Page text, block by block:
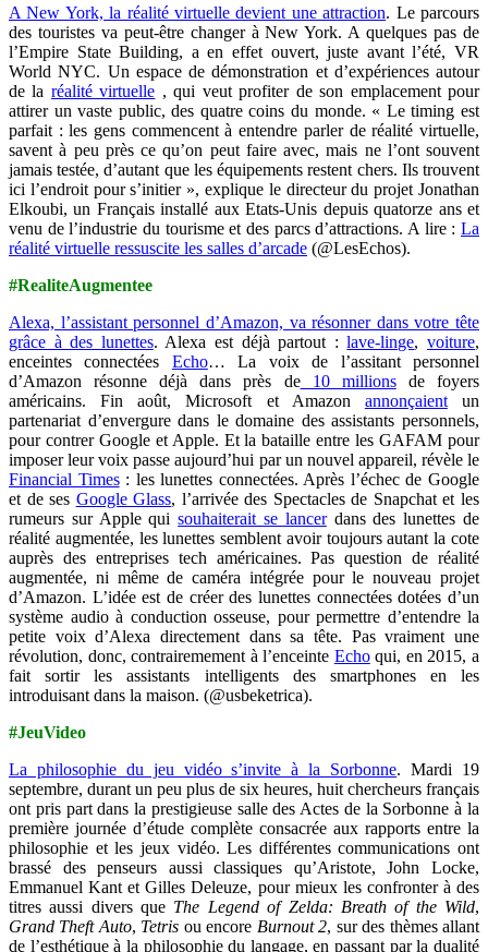
A New York, la réalité virtuelle devient une attraction. Le parcours
des touristes va peut-être changer à New York. A quelques pas de
l’Empire State Building, a en effet ouvert, juste avant l’été, VR
World NYC. Un espace de démonstration et d’expériences autour
de la réalité virtuelle , qui veut profiter de son emplacement pour
attirer un vaste public, des quatre coins du monde. « Le timing est
parfait : les gens commencent à entendre parler de réalité virtuelle,
savent à peu près ce qu’on peut faire avec, mais ne l’ont souvent
jamais testée, d’autant que les équipements restent chers. Ils trouvent
ici l’endroit pour s’initier », explique le directeur du projet Jonathan
Elkoubi, un Français installé aux Etats-Unis depuis quatorze ans et
venu de l’industrie du tourisme et des parcs d’attractions. A lire : La
réalité virtuelle ressuscite les salles d’arcade (@LesEchos).
#RealiteAugmentee
Alexa, l’assistant personnel d’Amazon, va résonner dans votre tête
grâce à des lunettes. Alexa est déjà partout :lave-linge,voiture,
enceintes connectées Echo… La voix de l’assitant personnel
d’Amazon résonne déjà dans près de10 millionsde foyers
américains. Fin août, Microsoft et Amazon annonçaientun
partenariat d’envergure dans le domaine des assistants personnels,
pour contrer Google et Apple. Et la bataille entre les GAFAM pour
imposer leur voix passe aujourd’hui par un nouvel appareil, révèle le
Financial Times: les lunettes connectées. Après l’échec de Google
et de ses Google Glass, l’arrivée des Spectacles de Snapchat et les
rumeurs sur Apple quisouhaiterait se lancerdans des lunettes de
réalité augmentée, les lunettes semblent avoir toujours autant la cote
auprès des entreprises tech américaines. Pas question de réalité
augmentée, ni même de caméra intégrée pour le nouveau projet
d’Amazon. L’idée est de créer des lunettes connectées dotées d’un
système audio à conduction osseuse, pour permettre d’entendre la
petite voix d’Alexa directement dans sa tête. Pas vraiment une
révolution, donc, contrairemement à l’enceinte Echoqui, en 2015, a
fait sortir les assistants intelligents des smartphones en les
introduisant dans la maison. (@usbeketrica).
#JeuVideo
La philosophie du jeu vidéo s’invite à la Sorbonne. Mardi 19
septembre, durant un peu plus de six heures, huit chercheurs français
ont pris part dans la prestigieuse salle des Actes de la Sorbonne à la
première journée d’étude complète consacrée aux rapports entre la
philosophie et les jeux vidéo. Les différentes communications ont
brassé des penseurs aussi classiques qu’Aristote, John Locke,
Emmanuel Kant et Gilles Deleuze, pour mieux les confronter à des
titres aussi divers que The Legend of Zelda: Breath of the Wild,
Grand Theft Auto, Tetris ou encore Burnout 2, sur des thèmes allant
de l’esthétique à la philosophie du langage, en passant par la dualité